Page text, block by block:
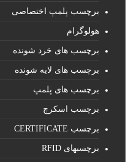
برچسب پلمپ اختصاصی
هولوگرام
برچسب های خرد شونده
برچسب های لایه شونده
برچسب های پلمپ
برچسب اسکرچ
برچسب CERTIFICATE
برچسبهای RFID